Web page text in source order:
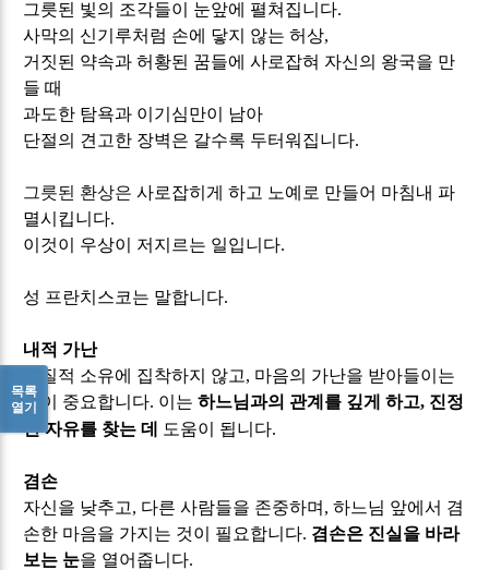
그릇된 빛의 조각들이 눈앞에 펼쳐집니다.
사막의 신기루처럼 손에 닿지 않는 허상,
거짓된 약속과 허황된 꿈들에 사로잡혀 자신의 왕국을 만
들 때
과도한 탐욕과 이기심만이 남아
단절의 견고한 장벽은 갈수록 두터워집니다.
그릇된 환상은사로잡히게 하고 노예로 만들어 마침내 파
멸시킵니다.
이것이 우상이 저지르는 일입니다.
성 프란치스코는 말합니다.
내적 가난
물질적 소유에 집착하지 않고, 마음의 가난을 받아들이는
것이 중요합니다. 이는하느님과의 관계를 깊게 하고, 진정
한 자유를 찾는 데
도움이 됩니다.
겸손
자신을 낮추고, 다른 사람들을 존중하며 ,하느님 앞에서 겸
손한 마음을 가지는 것이 필요합니다. 겸손은 진실을 바라
보는 눈을 열어줍니다.
목록
열기